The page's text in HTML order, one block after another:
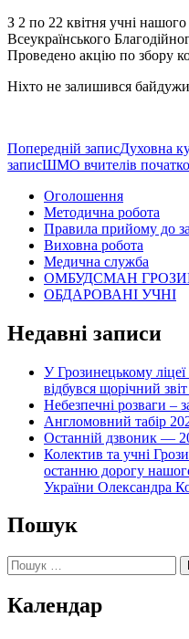
З 2 по 22 квітня учні
Всеукраїнського
Проведено акцію по збору
Ніхто не залишився
Навігація
по
записам
Попередній записДуховна
записШМО вчителів
Оголошення
Методична робота
Правила прийому до
Виховна робота
Медична служба
ОМБУДСМАН
ОБДАРОВАНІ УЧНІ
Недавні записи
У Грозинецькому ліцеї
відбувся щорічний
Небезпечні розваги –
Англомовний табір
Останній дзвоник —
Колектив та учні
останню дорогу
України Олександра
Пошук
Пошук:
Календар